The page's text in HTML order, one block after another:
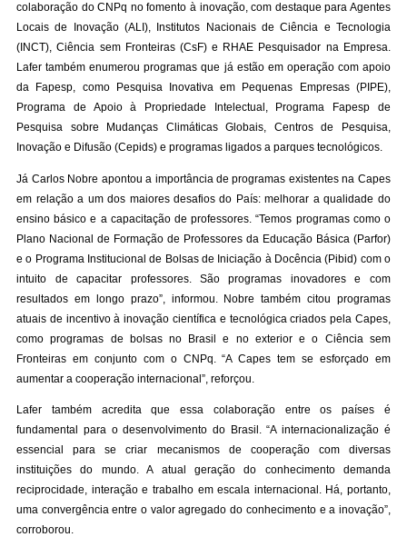
colaboração do CNPq no fomento à inovação, com destaque para Agentes
Locais de Inovação (ALI), Institutos Nacionais de Ciência e Tecnologia
(INCT), Ciência sem Fronteiras (CsF) e RHAE Pesquisador na Empresa.
Lafer também enumerou programas que já estão em operação com apoio
da Fapesp, como Pesquisa Inovativa em Pequenas Empresas (PIPE),
Programa de Apoio à Propriedade Intelectual, Programa Fapesp de
Pesquisa sobre Mudanças Climáticas Globais, Centros de Pesquisa,
Inovação e Difusão (Cepids) e programas ligados a parques tecnológicos.
Já Carlos Nobre apontou a importância de programas existentes na Capes
em relação a um dos maiores desafios do País: melhorar a qualidade do
ensino básico e a capacitação de professores. “Temos programas como o
Plano Nacional de Formação de Professores da Educação Básica (Parfor)
e o Programa Institucional de Bolsas de Iniciação à Docência (Pibid) com o
intuito de capacitar professores. São programas inovadores e com
resultados em longo prazo”, informou. Nobre também citou programas
atuais de incentivo à inovação científica e tecnológica criados pela Capes,
como programas de bolsas no Brasil e no exterior e o Ciência sem
Fronteiras em conjunto com o CNPq. “A Capes tem se esforçado em
aumentar a cooperação internacional”, reforçou.
Lafer também acredita que essa colaboração entre os países é
fundamental para o desenvolvimento do Brasil. “A internacionalização é
essencial para se criar mecanismos de cooperação com diversas
instituições do mundo. A atual geração do conhecimento demanda
reciprocidade, interação e trabalho em escala internacional. Há, portanto,
uma convergência entre o valor agregado do conhecimento e a inovação”,
corroborou.